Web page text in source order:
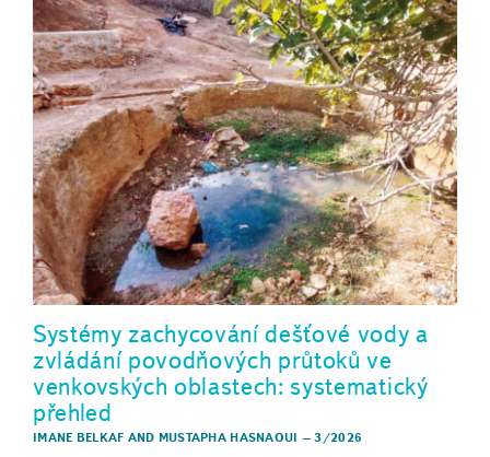
Systémy zachycování dešťové vody a
zvládání povodňových průtoků ve
venkovských oblastech: systematický
přehled
IMANE BELKAF AND MUSTAPHA HASNAOUI –3/2026